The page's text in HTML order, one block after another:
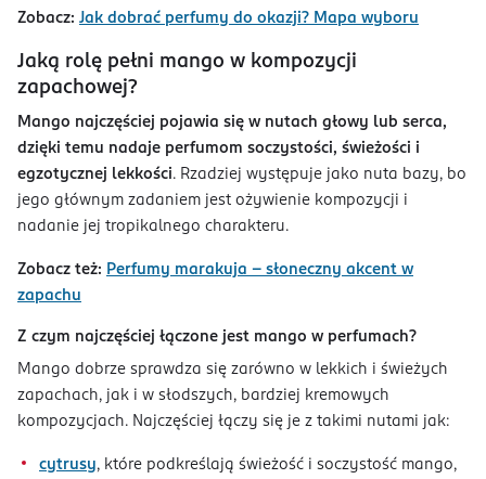
Zobacz: Jak dobrać perfumy do okazji? Mapa wyboru
Jaką rolę pełni mango w kompozycji
zapachowej?
Mango najczęściej pojawia się w nutach głowy lub serca,
dzięki temu nadaje perfumom soczystości, świeżości i
egzotycznej lekkości. Rzadziej występuje jako nuta bazy, bo
jego głównym zadaniem jest ożywienie kompozycji i
nadanie jej tropikalnego charakteru.
Zobacz też: Perfumy marakuja - słoneczny akcent w
zapachu
Z czym najczęściej łączone jest mango w perfumach?
Mango dobrze sprawdza się zarówno w lekkich i świeżych
zapachach, jak i w słodszych, bardziej kremowych
kompozycjach. Najczęściej łączy się je z takimi nutami jak:
cytrusy, które podkreślają świeżość i soczystość mango,